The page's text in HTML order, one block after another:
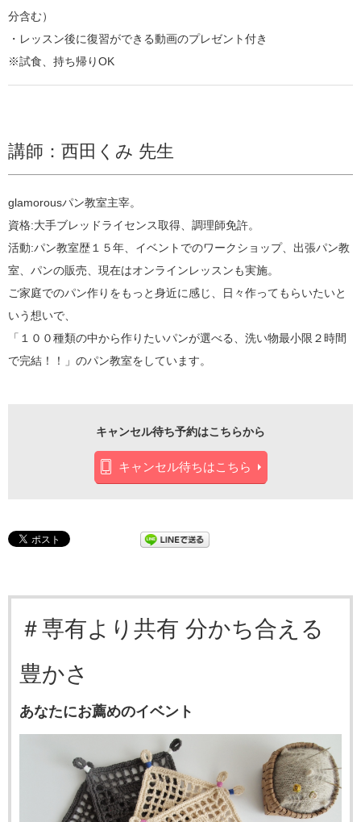
分含む）
・レッスン後に復習ができる動画のプレゼント付き
※試食、持ち帰りOK
講師：西田くみ 先生
glamorousパン教室主宰。
資格:大手ブレッドライセンス取得、調理師免許。
活動:パン教室歴１５年、イベントでのワークショップ、出張パン教
室、パンの販売、現在はオンラインレッスンも実施。
ご家庭でのパン作りをもっと身近に感じ、日々作ってもらいたいと
いう想いで、
「１００種類の中から作りたいパンが選べる、洗い物最小限２時間
で完結！！」のパン教室をしています。
キャンセル待ち予約はこちらから
キャンセル待ちはこちら
＃専有より共有 分かち合える
豊かさ
あなたにお薦めのイベント